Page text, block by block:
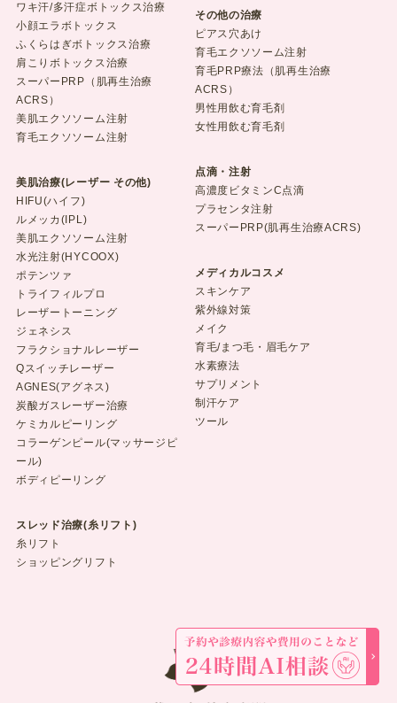
ワキ汗/多汗症ボトックス治療
小顔エラボトックス
ふくらはぎボトックス治療
肩こりボトックス治療
スーパーPRP（肌再生治療
ACRS）
美肌エクソソーム注射
育毛エクソソーム注射
美肌治療(レーザー その他)
HIFU(ハイフ)
ルメッカ(IPL)
美肌エクソソーム注射
水光注射(HYCOOX)
ポテンツァ
トライフィルプロ
レーザートーニング
ジェネシス
フラクショナルレーザー
Qスイッチレーザー
AGNES(アグネス)
炭酸ガスレーザー治療
ケミカルピーリング
コラーゲンピール(マッサージピ
ール)
ボディピーリング
スレッド治療(糸リフト)
糸リフト
ショッピングリフト
その他の治療
ピアス穴あけ
育毛エクソソーム注射
育毛PRP療法（肌再生治療
ACRS）
男性用飲む育毛剤
女性用飲む育毛剤
点滴・注射
高濃度ビタミンC点滴
プラセンタ注射
スーパーPRP(肌再生治療ACRS)
メディカルコスメ
スキンケア
紫外線対策
メイク
育毛/まつ毛・眉毛ケア
水素療法
サプリメント
制汗ケア
ツール